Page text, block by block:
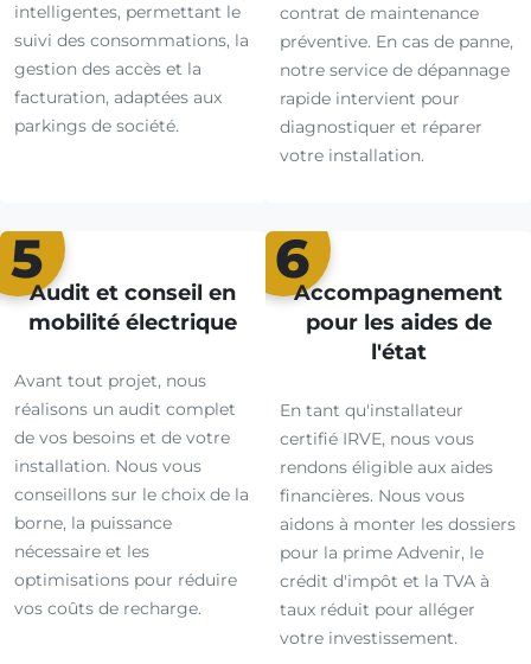
intelligentes, permettant le
suivi des consommations, la
gestion des accès et la
facturation, adaptées aux
parkings de société.
contrat de maintenance
préventive. En cas de panne,
notre service de dépannage
rapide intervient pour
diagnostiquer et réparer
votre installation.
5
Audit et conseil en
mobilité électrique
Avant tout projet, nous
réalisons un audit complet
de vos besoins et de votre
installation. Nous vous
conseillons sur le choix de la
borne, la puissance
nécessaire et les
optimisations pour réduire
vos coûts de recharge.
6
Accompagnement
pour les aides de
l'état
En tant qu'installateur
certifié IRVE, nous vous
rendons éligible aux aides
financières. Nous vous
aidons à monter les dossiers
pour la prime Advenir, le
crédit d'impôt et la TVA à
taux réduit pour alléger
votre investissement.